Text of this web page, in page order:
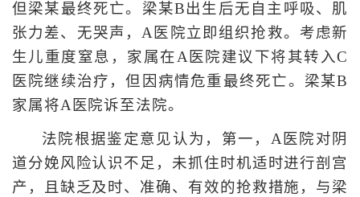
但梁某最终死亡。梁某B出生后无自主呼吸、肌
张力差、无哭声，A医院立即组织抢救。考虑新
生儿重度窒息，家属在A医院建议下将其转入C
医院继续治疗，但因病情危重最终死亡。梁某B
家属将A医院诉至法院。
法院根据鉴定意见认为，第一，A医院对阴
道分娩风险认识不足，未抓住时机适时进行剖宫
产，且缺乏及时、准确、有效的抢救措施，与梁